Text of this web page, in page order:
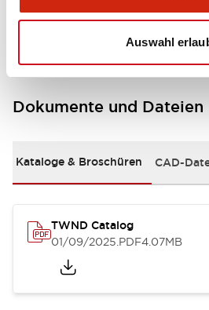
Auswahl
Mounting and Installation
Dokumente und Dateien
Kataloge & Broschüren CAD-
TWND Catalog
01/09/2025.PDF4.07MB